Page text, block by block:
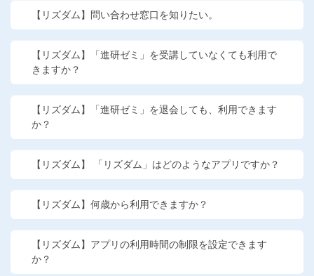
進研ゼミ 中学講座 中高一貫
進研ゼミ 高校講座
【リズダム】問い合わせ窓口を知りたい。
【リズダム】「進研ゼミ」を受講していなくても利用で
きますか？
【リズダム】「進研ゼミ」を退会しても、利用できます
か？
【リズダム】 「リズダム」はどのようなアプリですか？
【リズダム】何歳から利用できますか？
【リズダム】アプリの利用時間の制限を設定できます
か？